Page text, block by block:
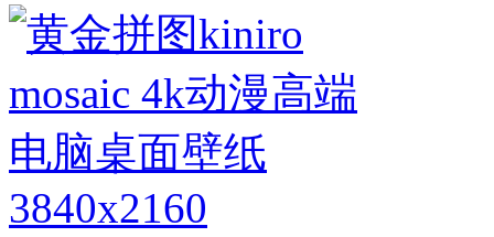
3840x2160